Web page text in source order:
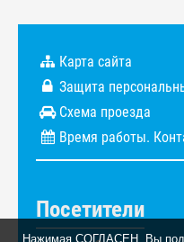
Нажимая СОГЛАСЕН, Вы
Карта сайта
Защита
Схема проезда
Время работы.
Посетители